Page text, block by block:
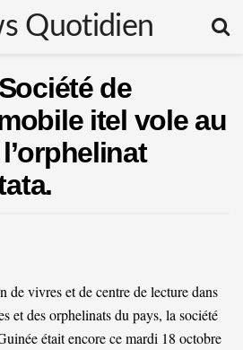
de
itel vole au
de vivres et de centre de lecture dans
et des orphelinats du pays, la société
était encore ce mardi 18 octobre